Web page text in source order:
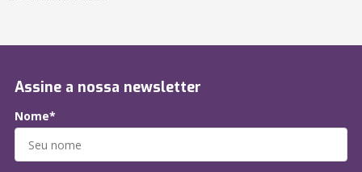
Assine a nossa newsletter
Nome*